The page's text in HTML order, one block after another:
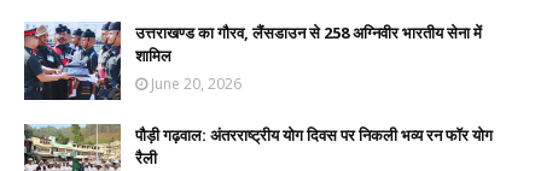
उत्तराखण्ड का गौरव, लैंसडाउन से 258 अग्निवीर भारतीय सेना में
शामिल
June 20, 2026
पौड़ी गढ़वाल: अंतरराष्ट्रीय योग दिवस पर निकली भव्य रन फॉर योग
रैली